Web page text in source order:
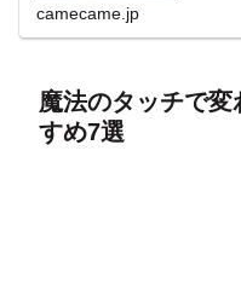
camecame.jp
魔法のタッチで
すめ7選